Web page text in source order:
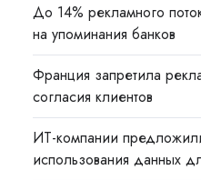
До 14% рекламного
на упоминания банков
Франция запретила
согласия клиентов
ИТ-компании
использования данных